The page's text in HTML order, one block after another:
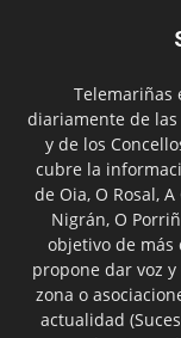
Telemariñas
diariamente de las
y de los
cubre la
de Oia, O Rosal,
Nigrán, O
objetivo de más
propone dar voz
zona o
actualidad